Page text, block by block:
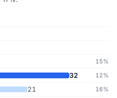
por mês, somando os últimos
15%
32 12%
21 16%